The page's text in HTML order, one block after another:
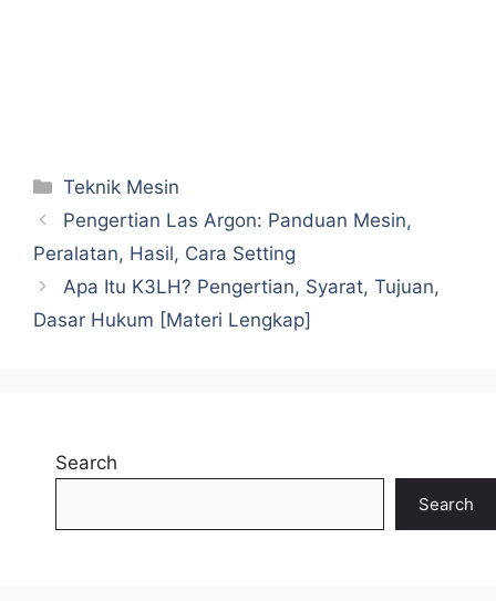
Categories
Teknik Mesin
Pengertian Las Argon: Panduan Mesin,
Peralatan, Hasil, Cara Setting
Apa Itu K3LH? Pengertian, Syarat, Tujuan,
Dasar Hukum [Materi Lengkap]
Search
Search